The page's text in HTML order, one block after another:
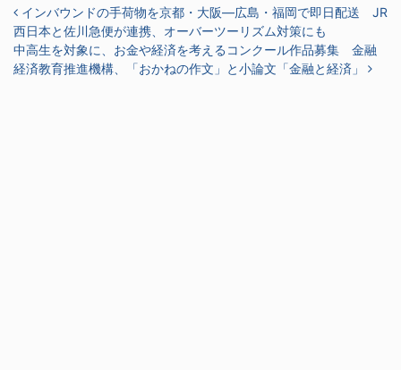
投稿ナビゲーション
インバウンドの手荷物を京都・大阪―広島・福岡で即日配送 JR
西日本と佐川急便が連携、オーバーツーリズム対策にも
中高生を対象に、お金や経済を考えるコンクール作品募集 金融
経済教育推進機構、「おかねの作文」と小論文「金融と経済」